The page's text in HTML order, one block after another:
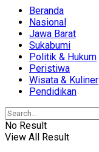
Beranda
Nasional
Jawa Barat
Sukabumi
Politik & Hukum
Peristiwa
Wisata & Kuliner
Pendidikan
No Result
View All Result